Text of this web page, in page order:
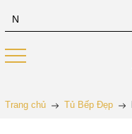
Trang chủ Tủ Bếp Đẹp